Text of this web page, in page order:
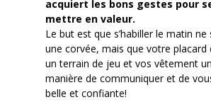
acquiert les bons gestes pour
mettre en valeur.
Le but est que s’habiller le matin ne
une corvée, mais que votre placard
un terrain de jeu et vos vêtement
manière de communiquer et de
belle et confiante!